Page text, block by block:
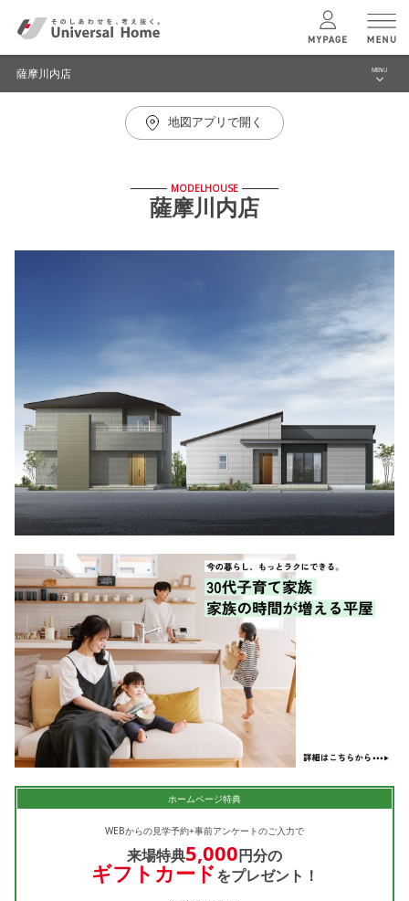
menu
ホームの特長
コンセプトプラン
テクノロジー
シミュレーション
キャンペーン・コラボ情報
家づくりの知識
企業情報
お問い合わせ
薩摩川内店 MENU
地図アプリで開く
MODELHOUSE
薩摩川内店
ホームページ特典
WEBからの見学予約+事前アンケートのご入力で
来場特典5,000円分の
ギフトカードをプレゼント！